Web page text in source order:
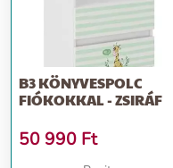
B3 KÖNYVESPOLC
FIÓKOKKAL - ZSIRÁF
50 990 Ft